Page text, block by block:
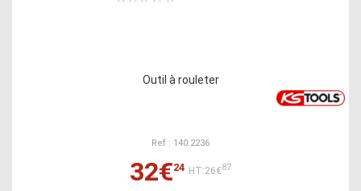
Outil à rouleter
Ref : 140.2236
32€24 HT:26€87